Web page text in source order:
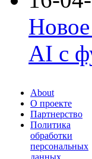
AI с
About
О проекте
Партнерство
Политика
обработки
персональных
данных